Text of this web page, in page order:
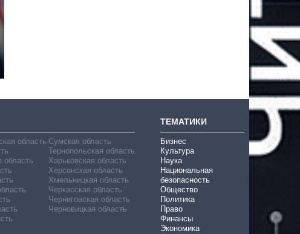
область
область
Сумская область
Тернопольская область
Харьковская область
Херсонская область
Хмельницкая область
Черкасская область
Черниговская область
Черновицкая область
ТЕМАТИКИ
Бизнес
Культура
Наука
Национальная
безопасность
Общество
Политика
Право
Финансы
Экономика